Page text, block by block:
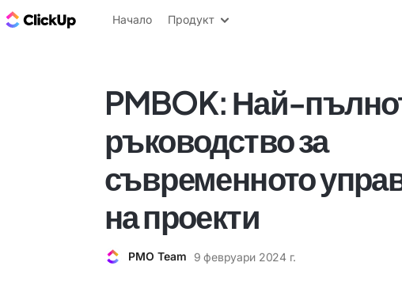
ClickUp блог
Начало Продукт
PMBOK: Най-
ръководство за
съвременното
на проекти
PMO Team 9 февруари 2024 г.